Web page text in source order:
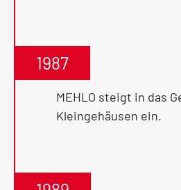
1987
MEHLO steigt in das
Kleingehäusen ein.